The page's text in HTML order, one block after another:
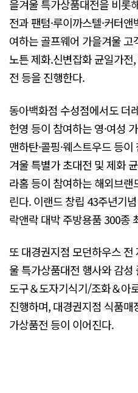
을겨울 특가상품대전을 비롯
전과 팬텀·루이까스텔·커터
여하는 골프웨어 가을겨울 고
노튼 제화.신변잡화 균일가
전 등을 진행한다.
동아백화점 수성점에서도 더
헌영 등이 참여하는 영·여성
맨하탄·콜핑·웨스트우드 등
겨울 특별가 초대전 및 제화
라홈 등이 참여하는 해외브
린다. 이랜드 창립 43주년기
락앤락 대박 주방용품 300종
또 대경권지점 모던하우스
울 특가상품대전 행사와 감
도구＆도자기식기/조화＆아
진행하며, 대경권지점 식품
가상품전 등이 이어진다.